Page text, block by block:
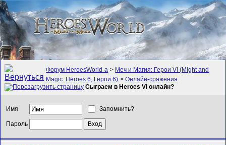
Форум HeroesWorld-а > Меч и Магия: Герои VI (Might and
Magic: Heroes 6, Герои 6) >Онлайн-сражения
Сыграем в Heroes VI онлайн?
Имя Запомнить?
Пароль